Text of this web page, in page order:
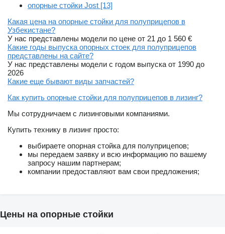
опорные стойки Jost [13]
Какая цена на опорные стойки для полуприцепов в
Узбекистане?
У нас представлены модели по цене от 21 до 1 560 €
Какие годы выпуска опорных стоек для полуприцепов
представлены на сайте?
У нас представлены модели с годом выпуска от 1990 до
2026
Какие еще бывают виды запчастей?
Как купить опорные стойки для полуприцепов в лизинг?
Мы сотрудничаем с лизинговыми компаниями.
Купить технику в лизинг просто:
выбираете опорная стойка для полуприцепов;
мы передаем заявку и всю информацию по вашему
запросу нашим партнерам;
компании предоставляют вам свои предложения;
Цены на опорные стойки